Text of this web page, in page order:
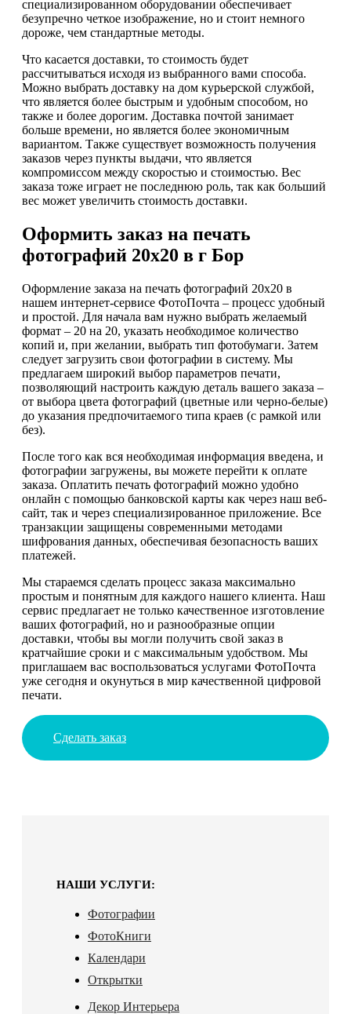
специализированном оборудовании обеспечивает
безупречно четкое изображение, но и стоит немного
дороже, чем стандартные методы.
Что касается доставки, то стоимость будет
рассчитываться исходя из выбранного вами способа.
Можно выбрать доставку на дом курьерской службой,
что является более быстрым и удобным способом, но
также и более дорогим. Доставка почтой занимает
больше времени, но является более экономичным
вариантом. Также существует возможность получения
заказов через пункты выдачи, что является
компромиссом между скоростью и стоимостью. Вес
заказа тоже играет не последнюю роль, так как больший
вес может увеличить стоимость доставки.
Оформить заказ на печать
фотографий 20х20 в г Бор
Оформление заказа на печать фотографий 20х20 в
нашем интернет-сервисе ФотоПочта – процесс удобный
и простой. Для начала вам нужно выбрать желаемый
формат – 20 на 20, указать необходимое количество
копий и, при желании, выбрать тип фотобумаги. Затем
следует загрузить свои фотографии в систему. Мы
предлагаем широкий выбор параметров печати,
позволяющий настроить каждую деталь вашего заказа –
от выбора цвета фотографий (цветные или черно-белые)
до указания предпочитаемого типа краев (с рамкой или
без).
После того как вся необходимая информация введена, и
фотографии загружены, вы можете перейти к оплате
заказа. Оплатить печать фотографий можно удобно
онлайн с помощью банковской карты как через наш веб-
сайт, так и через специализированное приложение. Все
транзакции защищены современными методами
шифрования данных, обеспечивая безопасность ваших
платежей.
Мы стараемся сделать процесс заказа максимально
простым и понятным для каждого нашего клиента. Наш
сервис предлагает не только качественное изготовление
ваших фотографий, но и разнообразные опции
доставки, чтобы вы могли получить свой заказ в
кратчайшие сроки и с максимальным удобством. Мы
приглашаем вас воспользоваться услугами ФотоПочта
уже сегодня и окунуться в мир качественной цифровой
печати.
Сделать заказ
НАШИ УСЛУГИ:
Фотографии
ФотоКниги
Календари
Открытки
Декор Интерьера